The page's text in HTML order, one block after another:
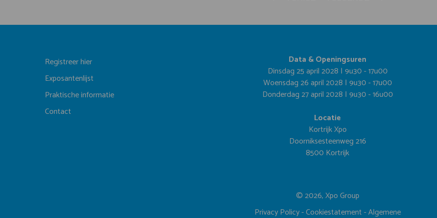
Registreer hier
Exposantenlijst
Praktische informatie
Contact
Data & Openingsuren
Dinsdag 25 april 2028 | 9u30 - 17u00
Woensdag 26 april 2028 | 9u30 - 17u00
Donderdag 27 april 2028 | 9u30 - 16u00
Locatie
Kortrijk Xpo
Doorniksesteenweg 216
8500 Kortrijk
© 2026, Xpo Group
Privacy Policy-Cookiestatement-Algemene